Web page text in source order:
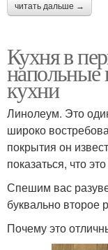
читать дальше →
Кухня в
напольные
кухни
Линолеум. Это
широко
покрытия он
показаться, что
Спешим вас
буквально второе
Почему это